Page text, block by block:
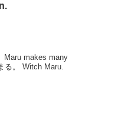
Maru makes many
まずは魔女まる。 Witch Maru.